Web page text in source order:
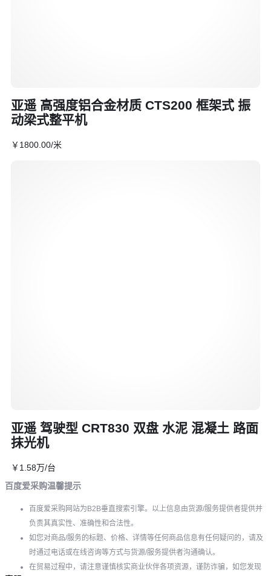
亚遥 高强度铝合金材质 CTS200 框架式 振
动梁式整平机
￥ 1800.00/米
亚遥 驾驶型 CRT830 双盘 水泥 混凝土 路面
抹光机
￥ 1.58万/台
百度爱采购温馨提示
百度爱采购网站为B2B垂直搜索引擎。以上信息由货源/服务提供者提供并
负责其真实性、准确性和合法性。
如您对商品/服务的标题、价格、详情等任何商品信息有任何疑问的，请及
时通过电话或在线咨询等方式与货源/服务提供者沟通确认。
在贸易过程中，请注意谨慎核实商业伙伴各项资源，谨防诈骗，如您发现